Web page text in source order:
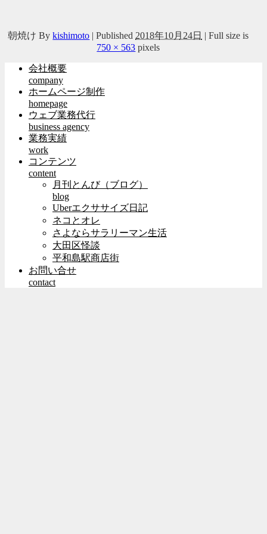
朝焼け By kishimoto | Published 2018年10月24日 | Full size is
750 × 563 pixels
会社概要
company
ホームページ制作
homepage
ウェブ業務代行
business agency
業務実績
work
コンテンツ
content
月刊とんび（ブログ）
blog
Uberエクササイズ日記
ネコとオレ
さよならサラリーマン生活
大田区怪談
平和島駅商店街
お問い合せ
contact